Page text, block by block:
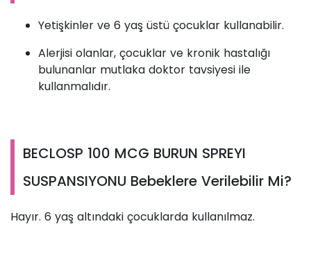
Yetişkinler ve 6 yaş üstü çocuklar kullanabilir.
Alerjisi olanlar, çocuklar ve kronik hastalığı
bulunanlar mutlaka doktor tavsiyesi ile
kullanmalıdır.
BECLOSP 100 MCG BURUN SPREYI
SUSPANSIYONU Bebeklere Verilebilir Mi?
Hayır. 6 yaş altındaki çocuklarda kullanılmaz.